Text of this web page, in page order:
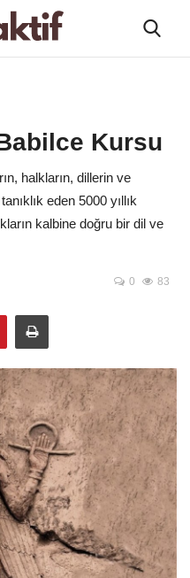
Kursu
halkların, dillerin ve
eden 5000 yıllık
kalbine doğru bir dil ve
0 83